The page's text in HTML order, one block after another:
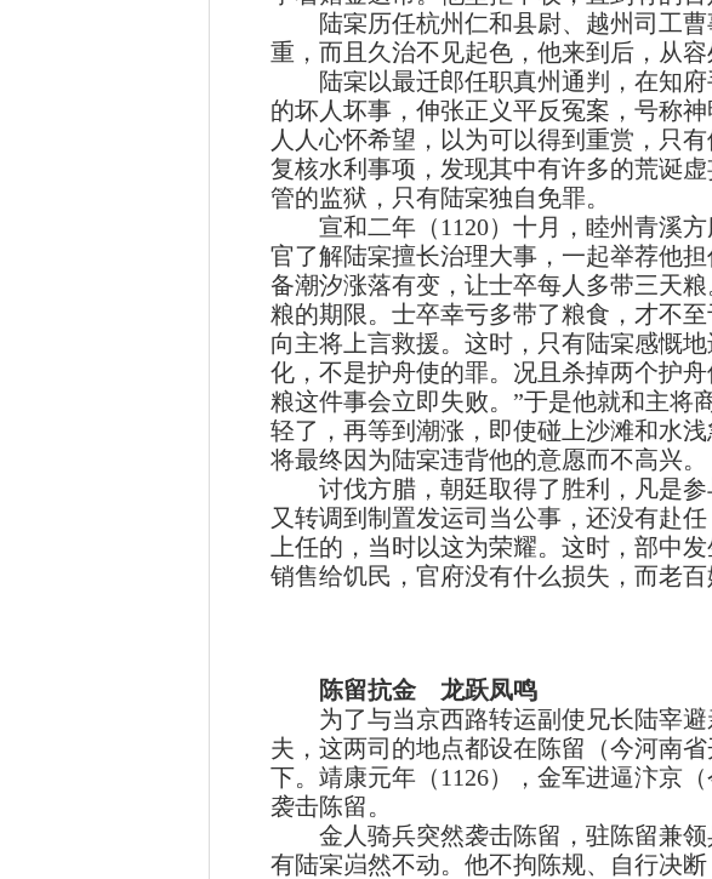
陆宲历任杭州仁和县尉、越州司工曹
重，而且久治不见起色，他来到后，从
陆宲以最迁郎任职真州通判，在知府
的坏人坏事，伸张正义平反冤案，号称
人人心怀希望，以为可以得到重赏，只
复核水利事项，发现其中有许多的荒诞
管的监狱，只有陆宲独自免罪。
宣和二年（1120）十月，睦州青溪方
官了解陆宲擅长治理大事，一起举荐他
备潮汐涨落有变，让士卒每人多带三天
粮的期限。士卒幸亏多带了粮食，才不
向主将上言救援。这时，只有陆宲感慨
化，不是护舟使的罪。况且杀掉两个护
粮这件事会立即失败。”于是他就和主将
轻了，再等到潮涨，即使碰上沙滩和水
将最终因为陆宲违背他的意愿而不高兴。
讨伐方腊，朝廷取得了胜利，凡是参
又转调到制置发运司当公事，还没有赴
上任的，当时以这为荣耀。这时，部中
销售给饥民，官府没有什么损失，而老百
陈留抗金 龙跃凤鸣
为了与当京西路转运副使兄长陆宰避
夫，这两司的地点都设在陈留（今河南
下。靖康元年（1126），金军进逼汴京
袭击陈留。
金人骑兵突然袭击陈留，驻陈留兼领
有陆宲岿然不动。他不拘陈规、自行决